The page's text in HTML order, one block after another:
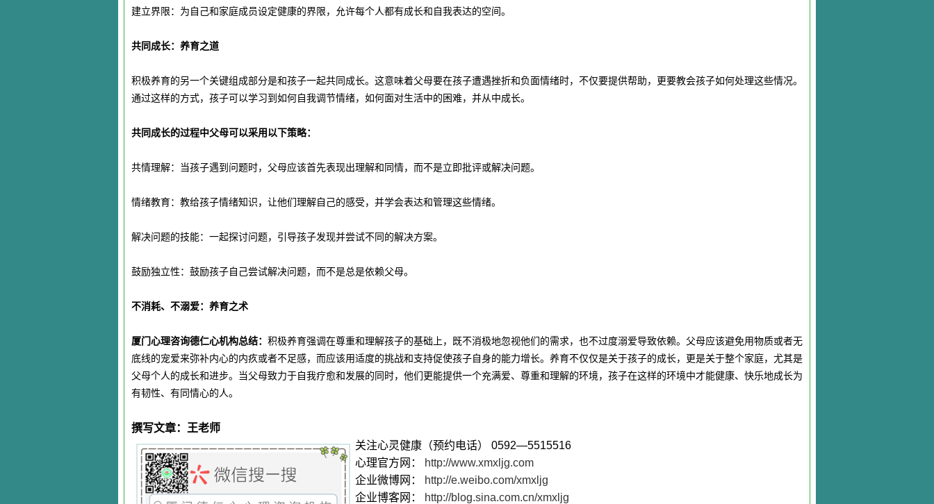
建立界限：为自己和家庭成员设定健康的界限，允许每个人都有成长和自我表达的空间。
共同成长：养育之道
积极养育的另一个关键组成部分是和孩子一起共同成长。这意味着父母要在孩子遭遇挫折和负面情绪时，不仅要提供帮助，更要教会孩子如何处理这些情况。
通过这样的方式，孩子可以学习到如何自我调节情绪，如何面对生活中的困难，并从中成长。
共同成长的过程中父母可以采用以下策略：
共情理解：当孩子遇到问题时，父母应该首先表现出理解和同情，而不是立即批评或解决问题。
情绪教育：教给孩子情绪知识，让他们理解自己的感受，并学会表达和管理这些情绪。
解决问题的技能：一起探讨问题，引导孩子发现并尝试不同的解决方案。
鼓励独立性：鼓励孩子自己尝试解决问题，而不是总是依赖父母。
不消耗、不溺爱：养育之术
厦门心理咨询德仁心机构总结： 积极养育强调在尊重和理解孩子的基础上，既不消极地忽视他们的需求，也不过度溺爱导致依赖。父母应该避免用物质或者无
底线的宠爱来弥补内心的内疚或者不足感，而应该用适度的挑战和支持促使孩子自身的能力增长。养育不仅仅是关于孩子的成长，更是关于整个家庭，尤其是
父母个人的成长和进步。当父母致力于自我疗愈和发展的同时，他们更能提供一个充满爱、尊重和理解的环境，孩子在这样的环境中才能健康、快乐地成长为
有韧性、有同情心的人。
撰写文章：王老师
关注心灵健康（预约电话） 0592—5515516
心理官方网：
http://www.xmxljg.com
企业微博网：
http://e.weibo.com/xmxljg
企业博客网：
http://blog.sina.com.cn/xmxljg